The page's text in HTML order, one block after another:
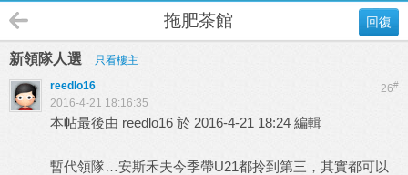
回復
拖肥茶館
新領隊人選 只看樓主
26#
reedlo16
2016-4-21 18:16:35
本帖最後由 reedlo16 於 2016-4-21 18:24 編輯
暫代領隊…安斯禾夫今季帶U21都拎到第三，其實都可以